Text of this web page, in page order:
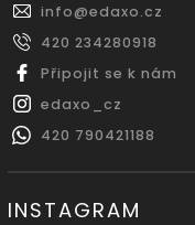
info@edaxo.cz
420 234280918
Připojit se k nám
edaxo_cz
420 790421188
INSTAGRAM